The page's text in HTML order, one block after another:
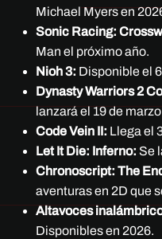
Michael Myers en
Sonic Racing:
Man el próximo año.
Nioh 3: Disponible el
Dynasty Warriors 2
lanzará el 19 de
Code Vein II: Llega el
Let It Die: Inferno: Se
Chronoscript: The
aventuras en 2D que
Altavoces
Disponibles en 2026.